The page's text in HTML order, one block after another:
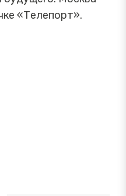
«Телепорт».